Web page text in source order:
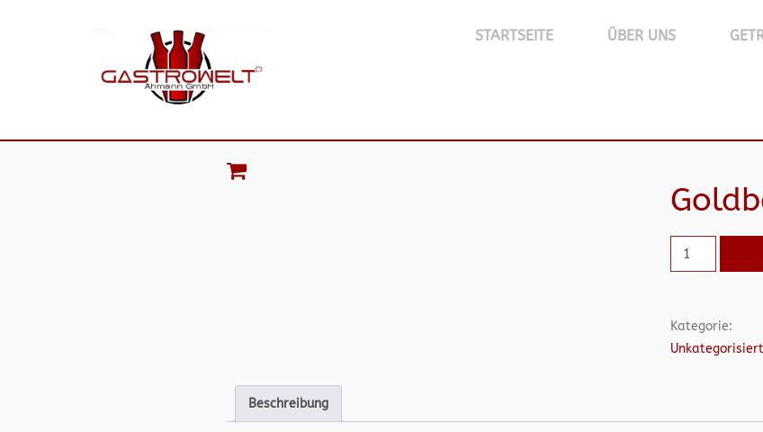
STARTSEITE ÜBER UNS
Kategorie:
Unkategorisiert
Beschreibung